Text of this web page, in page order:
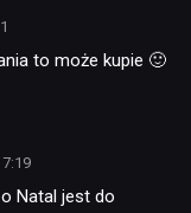
to może kupie 🙂
Natal jest do